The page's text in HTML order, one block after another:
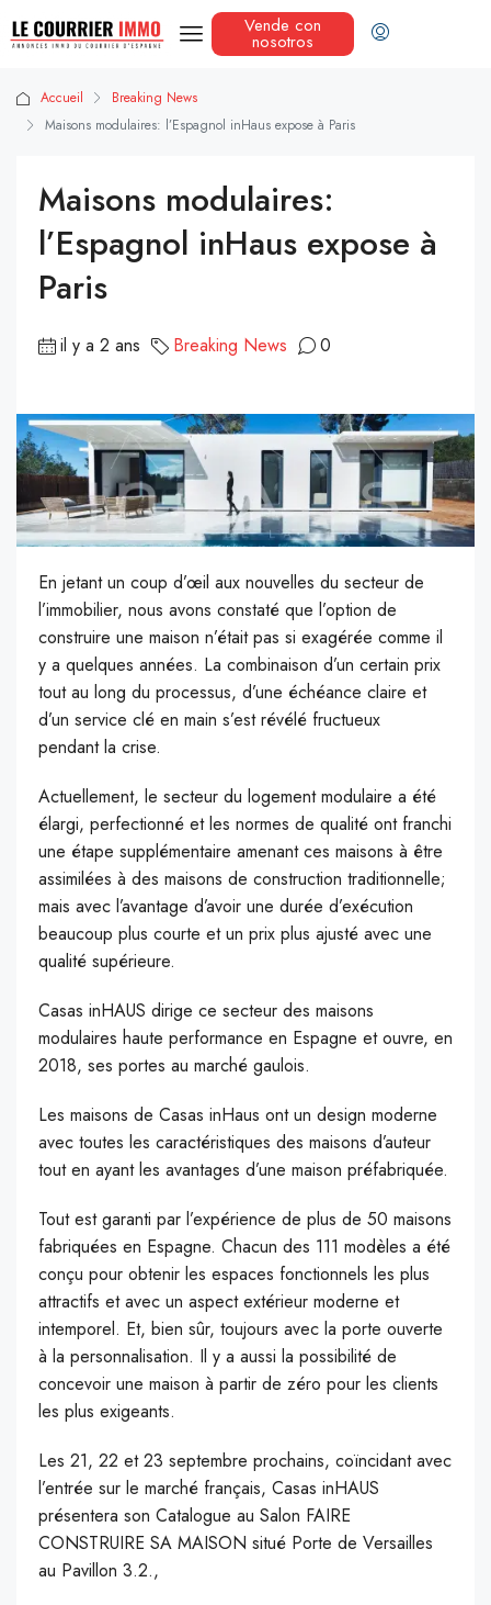
Vende con
nosotros
Accueil
Breaking News
Maisons modulaires: l’Espagnol inHaus expose à Paris
Maisons modulaires:
l’Espagnol inHaus expose à
Paris
il y a 2 ans Breaking News 0
En jetant un coup d’œil aux nouvelles du secteur de
l’immobilier, nous avons constaté que l’option de
construire une maison n’était pas si exagérée comme il
y a quelques années. La combinaison d’un certain prix
tout au long du processus, d’une échéance claire et
d’un service clé en main s’est révélé fructueux
pendant la crise.
Actuellement, le secteur du logement modulaire a été
élargi, perfectionné et les normes de qualité ont franchi
une étape supplémentaire amenant ces maisons à être
assimilées à des maisons de construction traditionnelle;
mais avec l’avantage d’avoir une durée d’exécution
beaucoup plus courte et un prix plus ajusté avec une
qualité supérieure.
Casas inHAUS dirige ce secteur des maisons
modulaires haute performance en Espagne et ouvre, en
2018, ses portes au marché gaulois.
Les maisons de Casas inHaus ont un design moderne
avec toutes les caractéristiques des maisons d’auteur
tout en ayant les avantages d’une maison préfabriquée.
Tout est garanti par l’expérience de plus de 50 maisons
fabriquées en Espagne. Chacun des 111 modèles a été
conçu pour obtenir les espaces fonctionnels les plus
attractifs et avec un aspect extérieur moderne et
intemporel. Et, bien sûr, toujours avec la porte ouverte
à la personnalisation. Il y a aussi la possibilité de
concevoir une maison à partir de zéro pour les clients
les plus exigeants.
Les 21, 22 et 23 septembre prochains, coïncidant avec
l’entrée sur le marché français, Casas inHAUS
présentera son Catalogue au Salon FAIRE
CONSTRUIRE SA MAISON situé Porte de Versailles
au Pavillon 3.2.,